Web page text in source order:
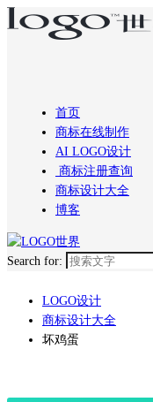
首页
商标在线制作
AI LOGO设计
商标注册查询
商标设计大全
博客
Search for:
LOGO设计
商标设计大全
坏鸡蛋